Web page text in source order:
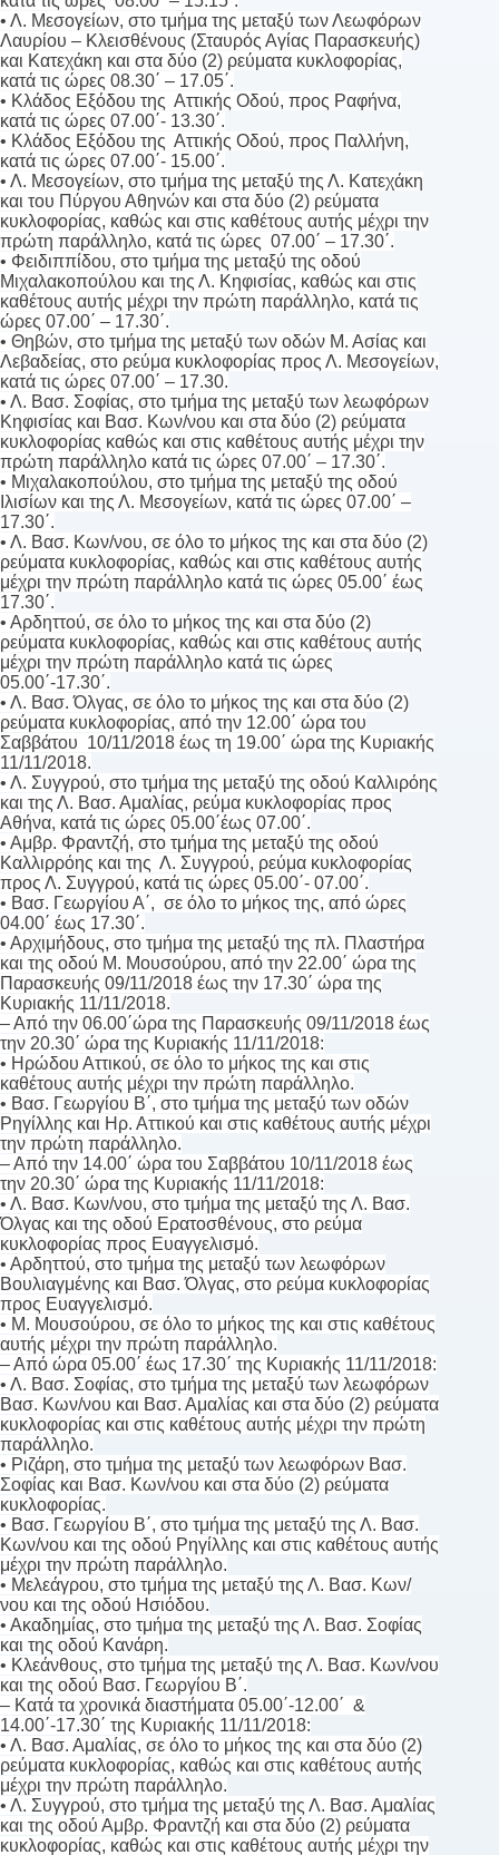
• Λ. Μεσογείων, στο τμήμα της μεταξύ των Λεωφόρων
Λαυρίου – Κλεισθένους (Σταυρός Αγίας Παρασκευής)
και Κατεχάκη και στα δύο (2) ρεύματα κυκλοφορίας,
κατά τις ώρες 08.30΄ – 17.05΄.
• Κλάδος Εξόδου της Αττικής Οδού, προς Ραφήνα,
κατά τις ώρες 07.00΄- 13.30΄.
• Κλάδος Εξόδου της Αττικής Οδού, προς Παλλήνη,
κατά τις ώρες 07.00΄- 15.00΄.
• Λ. Μεσογείων, στο τμήμα της μεταξύ της Λ. Κατεχάκη
και του Πύργου Αθηνών και στα δύο (2) ρεύματα
κυκλοφορίας, καθώς και στις καθέτους αυτής μέχρι την
πρώτη παράλληλο, κατά τις ώρες 07.00΄ – 17.30΄.
• Φειδιππίδου, στο τμήμα της μεταξύ της οδού
Μιχαλακοπούλου και της Λ. Κηφισίας, καθώς και στις
καθέτους αυτής μέχρι την πρώτη παράλληλο, κατά τις
ώρες 07.00΄ – 17.30΄.
• Θηβών, στο τμήμα της μεταξύ των οδών Μ. Ασίας και
Λεβαδείας, στο ρεύμα κυκλοφορίας προς Λ. Μεσογείων,
κατά τις ώρες 07.00΄ – 17.30.
• Λ. Βασ. Σοφίας, στο τμήμα της μεταξύ των λεωφόρων
Κηφισίας και Βασ. Κων/νου και στα δύο (2) ρεύματα
κυκλοφορίας καθώς και στις καθέτους αυτής μέχρι την
πρώτη παράλληλο κατά τις ώρες 07.00΄ – 17.30΄.
• Μιχαλακοπούλου, στο τμήμα της μεταξύ της οδού
Ιλισίων και της Λ. Μεσογείων, κατά τις ώρες 07.00΄ –
17.30΄.
• Λ. Βασ. Κων/νου, σε όλο το μήκος της και στα δύο (2)
ρεύματα κυκλοφορίας, καθώς και στις καθέτους αυτής
μέχρι την πρώτη παράλληλο κατά τις ώρες 05.00΄ έως
17.30΄.
• Αρδηττού, σε όλο το μήκος της και στα δύο (2)
ρεύματα κυκλοφορίας, καθώς και στις καθέτους αυτής
μέχρι την πρώτη παράλληλο κατά τις ώρες
05.00΄-17.30΄.
• Λ. Βασ. Όλγας, σε όλο το μήκος της και στα δύο (2)
ρεύματα κυκλοφορίας, από την 12.00΄ ώρα του
Σαββάτου 10/11/2018 έως τη 19.00΄ ώρα της Κυριακής
11/11/2018.
• Λ. Συγγρού, στο τμήμα της μεταξύ της οδού Καλλιρόης
και της Λ. Βασ. Αμαλίας, ρεύμα κυκλοφορίας προς
Αθήνα, κατά τις ώρες 05.00΄έως 07.00΄.
• Αμβρ. Φραντζή, στο τμήμα της μεταξύ της οδού
Καλλιρρόης και της Λ. Συγγρού, ρεύμα κυκλοφορίας
προς Λ. Συγγρού, κατά τις ώρες 05.00΄- 07.00΄.
• Βασ. Γεωργίου Α΄, σε όλο το μήκος της, από ώρες
04.00΄ έως 17.30΄.
• Αρχιμήδους, στο τμήμα της μεταξύ της πλ. Πλαστήρα
και της οδού Μ. Μουσούρου, από την 22.00΄ ώρα της
Παρασκευής 09/11/2018 έως την 17.30΄ ώρα της
Κυριακής 11/11/2018.
– Από την 06.00΄ώρα της Παρασκευής 09/11/2018 έως
την 20.30΄ ώρα της Κυριακής 11/11/2018:
• Ηρώδου Αττικού, σε όλο το μήκος της και στις
καθέτους αυτής μέχρι την πρώτη παράλληλο.
• Βασ. Γεωργίου Β΄, στο τμήμα της μεταξύ των οδών
Ρηγίλλης και Ηρ. Αττικού και στις καθέτους αυτής μέχρι
την πρώτη παράλληλο.
– Από την 14.00΄ ώρα του Σαββάτου 10/11/2018 έως
την 20.30΄ ώρα της Κυριακής 11/11/2018:
• Λ. Βασ. Κων/νου, στο τμήμα της μεταξύ της Λ. Βασ.
Όλγας και της οδού Ερατοσθένους, στο ρεύμα
κυκλοφορίας προς Ευαγγελισμό.
• Αρδηττού, στο τμήμα της μεταξύ των λεωφόρων
Βουλιαγμένης και Βασ. Όλγας, στο ρεύμα κυκλοφορίας
προς Ευαγγελισμό.
• Μ. Μουσούρου, σε όλο το μήκος της και στις καθέτους
αυτής μέχρι την πρώτη παράλληλο.
– Από ώρα 05.00΄ έως 17.30΄ της Κυριακής 11/11/2018:
• Λ. Βασ. Σοφίας, στο τμήμα της μεταξύ των λεωφόρων
Βασ. Κων/νου και Βασ. Αμαλίας και στα δύο (2) ρεύματα
κυκλοφορίας και στις καθέτους αυτής μέχρι την πρώτη
παράλληλο.
• Ριζάρη, στο τμήμα της μεταξύ των λεωφόρων Βασ.
Σοφίας και Βασ. Κων/νου και στα δύο (2) ρεύματα
κυκλοφορίας.
• Βασ. Γεωργίου Β΄, στο τμήμα της μεταξύ της Λ. Βασ.
Κων/νου και της οδού Ρηγίλλης και στις καθέτους αυτής
μέχρι την πρώτη παράλληλο.
• Μελεάγρου, στο τμήμα της μεταξύ της Λ. Βασ. Κων/
νου και της οδού Ησιόδου.
• Ακαδημίας, στο τμήμα της μεταξύ της Λ. Βασ. Σοφίας
και της οδού Κανάρη.
• Κλεάνθους, στο τμήμα της μεταξύ της Λ. Βασ. Κων/νου
και της οδού Βασ. Γεωργίου Β΄.
– Κατά τα χρονικά διαστήματα 05.00΄-12.00΄ &
14.00΄-17.30΄ της Κυριακής 11/11/2018:
• Λ. Βασ. Αμαλίας, σε όλο το μήκος της και στα δύο (2)
ρεύματα κυκλοφορίας, καθώς και στις καθέτους αυτής
μέχρι την πρώτη παράλληλο.
• Λ. Συγγρού, στο τμήμα της μεταξύ της Λ. Βασ. Αμαλίας
και της οδού Αμβρ. Φραντζή και στα δύο (2) ρεύματα
κυκλοφορίας, καθώς και στις καθέτους αυτής μέχρι την